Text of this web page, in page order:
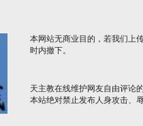
本网站无商业目的，若我们上
时内撤下。
天主教在线维护网友自由评论
本站绝对禁止发布人身攻击、